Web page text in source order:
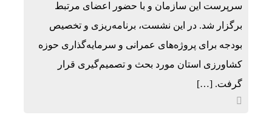
سرپرست این سازمان و با حضور اعضای مرتبط
برگزار شد. در این نشست، برنامه‌ریزی و تخصیص
بودجه برای پروژه‌های عمرانی و سرمایه‌گذاری حوزه
کشاورزی استان مورد بحث و تصمیم‌گیری قرار
گرفت. […]